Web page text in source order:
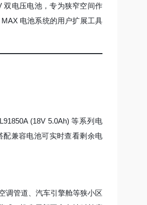
双电压电池，专为狭窄空间作
电池系统的用户扩展工具
(18V 5.0Ah) 等系列电
兼容电池可实时查看剩余电
调管道、汽车引擎舱等狭小区